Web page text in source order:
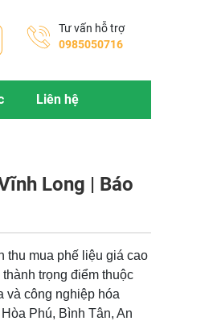
Tư vấn hỗ trợ
0985050716
Liên hệ
Long | Báo
thu mua phế liệu giá cao
trọng điểm thuộc
và công nghiệp hóa
Phú, Bình Tân, An